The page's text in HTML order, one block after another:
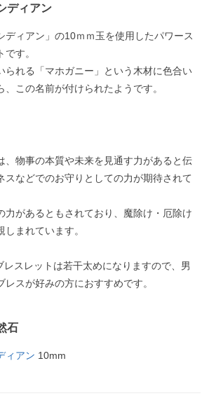
ディアン
ディアン」の10ｍｍ玉を使用したパワース
です。
られる「マホガニー」という木材に色合い
、この名前が付けられたようです。
、物事の本質や未来を見通す力があると伝
スなどでのお守りとしての力が期待されて
力があるともされており、魔除け・厄除け
まれています。
レスレットは若干太めになりますので、男
レスが好みの方におすすめです。
石
ィアン 10mm